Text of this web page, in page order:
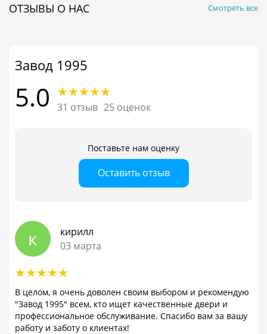
ОТЗЫВЫ О НАС Смотреть все
Завод 1995
5.0 31 отзыв 25 оценок
Поставьте нам оценку
Оставить отзыв
к
кирилл
03 марта
В целом, я очень доволен своим выбором и рекомендую
"Завод 1995" всем, кто ищет качественные двери и
профессиональное обслуживание. Спасибо вам за вашу
работу и заботу о клиентах!